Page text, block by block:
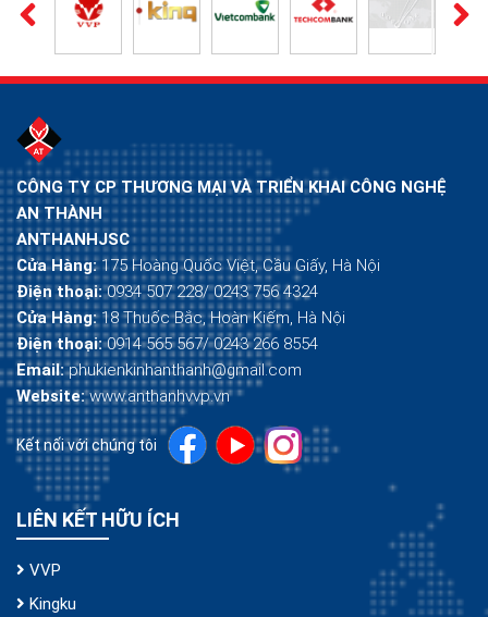
CÔNG TY CP THƯƠNG MẠI VÀ TRIỂN KHAI CÔNG NGHỆ
AN THÀNH
ANTHANHJSC
Cửa Hàng:175 Hoàng Quốc Việt, Cầu Giấy, Hà Nội
Điện thoại:0934 507 228/ 0243 756 4324
Cửa Hàng:18 Thuốc Bắc, Hoàn Kiếm, Hà Nội
Điện thoại:0914 565 567/ 0243 266 8554
Email:phukienkinhanthanh@gmail.com
Website:www.anthanhvvp.vn
Kết nối với chúng tôi
LIÊN KẾT HỮU ÍCH
VVP
Kingku